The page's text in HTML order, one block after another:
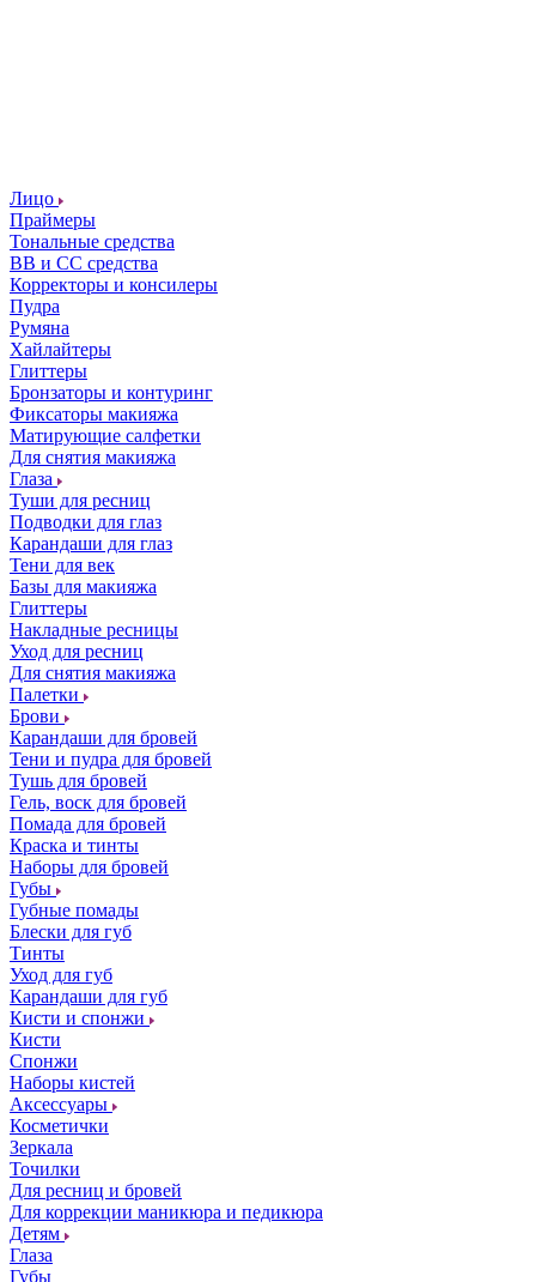
Лицо
Праймеры
Тональные средства
ВВ и СС средства
Корректоры и консилеры
Пудра
Румяна
Хайлайтеры
Глиттеры
Бронзаторы и контуринг
Фиксаторы макияжа
Матирующие салфетки
Для снятия макияжа
Глаза
Туши для ресниц
Подводки для глаз
Карандаши для глаз
Тени для век
Базы для макияжа
Глиттеры
Накладные ресницы
Уход для ресниц
Для снятия макияжа
Палетки
Брови
Карандаши для бровей
Тени и пудра для бровей
Тушь для бровей
Гель, воск для бровей
Помада для бровей
Краска и тинты
Наборы для бровей
Губы
Губные помады
Блески для губ
Тинты
Уход для губ
Карандаши для губ
Кисти и спонжи
Кисти
Спонжи
Наборы кистей
Аксессуары
Косметички
Зеркала
Точилки
Для ресниц и бровей
Для коррекции маникюра и педикюра
Детям
Глаза
Губы